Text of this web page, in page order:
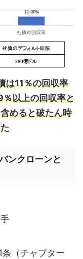
は11％の回収率
以上の回収率と
めると破たん時
ンクローンと
（チャプター